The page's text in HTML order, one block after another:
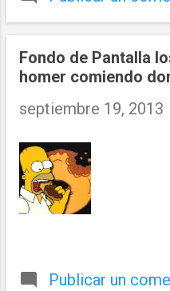
Fondo de Pantalla
homer comiendo
septiembre 19, 2013
Publicar un